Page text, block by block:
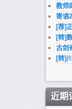
教师
寄语
[荐]
[转]
古剑
[转]
近期